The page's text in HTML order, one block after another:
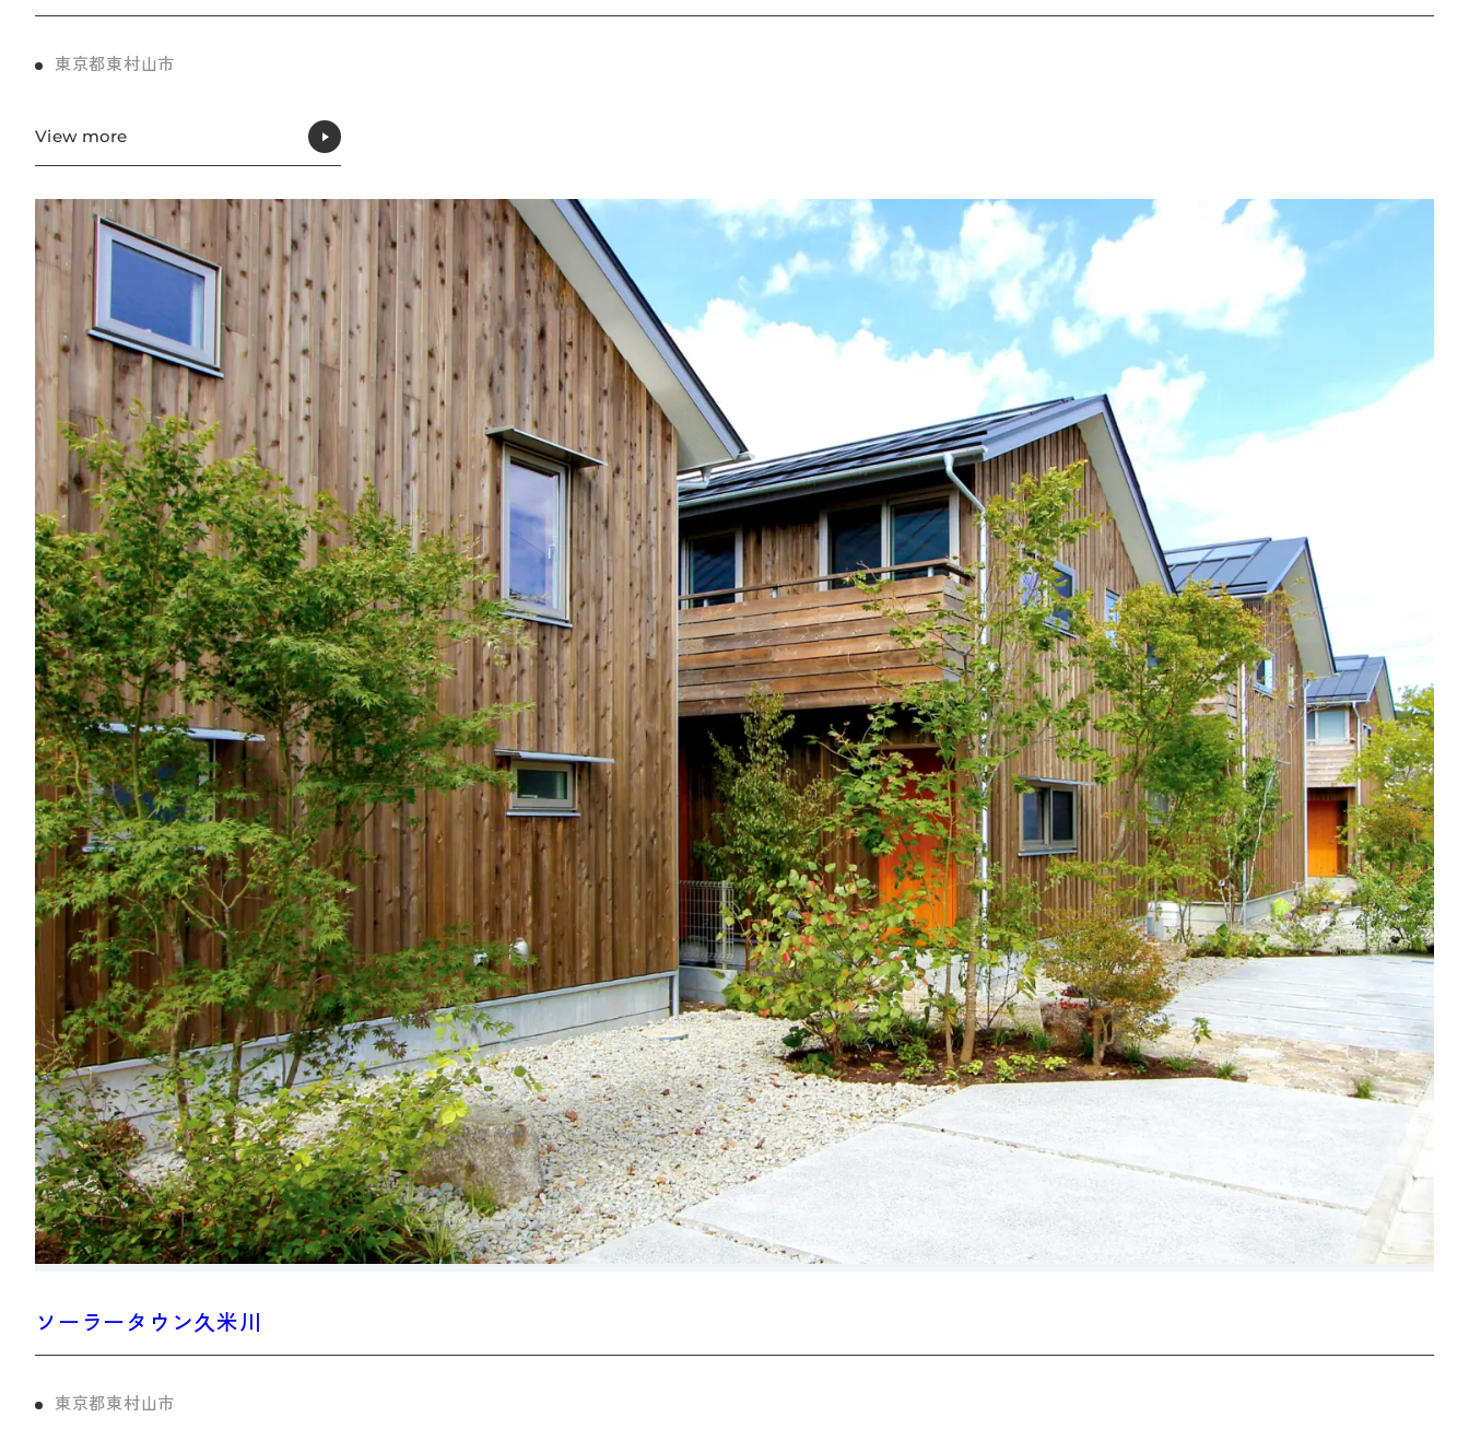
東京都東村山市
View more
ソーラータウン久米川
東京都東村山市